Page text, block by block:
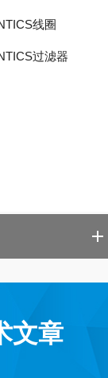
线圈
过滤器
文章